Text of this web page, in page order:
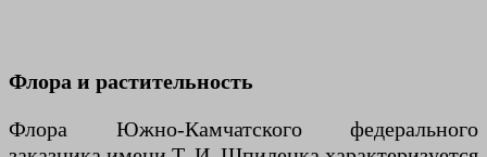
Флора и растительность
Флора Южно-Камчатского федерального